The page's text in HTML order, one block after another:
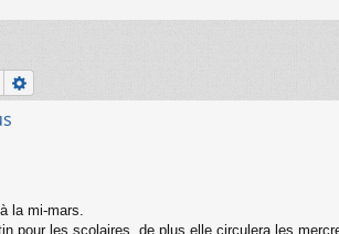
la mi-mars.
pour les scolaires, de plus elle circulera les